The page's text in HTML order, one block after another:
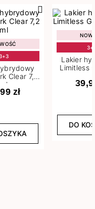
Clear 7,2
ml
zł
Lakier
Limitless
DO